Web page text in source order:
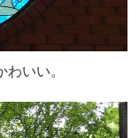
いい。